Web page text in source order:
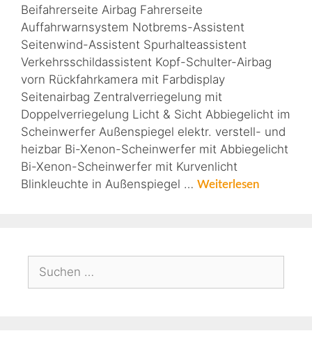
Beifahrerseite Airbag Fahrerseite
Auffahrwarnsystem Notbrems-Assistent
Seitenwind-Assistent Spurhalteassistent
Verkehrsschildassistent Kopf-Schulter-Airbag
vorn Rückfahrkamera mit Farbdisplay
Seitenairbag Zentralverriegelung mit
Doppelverriegelung Licht & Sicht Abbiegelicht im
Scheinwerfer Außenspiegel elektr. verstell- und
heizbar Bi-Xenon-Scheinwerfer mit Abbiegelicht
Bi-Xenon-Scheinwerfer mit Kurvenlicht
Blinkleuchte in Außenspiegel … Weiterlesen